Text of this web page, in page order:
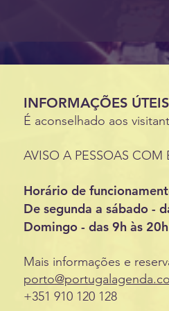
INFORMAÇÕES ÚTEIS
É aconselhado aos
AVISO A PESSOAS
Horário de
De segunda a sábado -
Domingo - das 9h às
Mais informações e
+351 910 120 128